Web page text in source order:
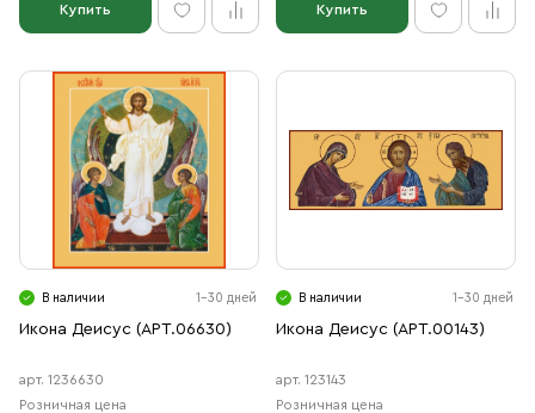
Купить Купить
В наличии 1-30 дней
Икона Деисус (АРТ.06630)
арт. 1236630
Розничная цена
В наличии 1-30 дней
Икона Деисус (АРТ.00143)
арт. 123143
Розничная цена